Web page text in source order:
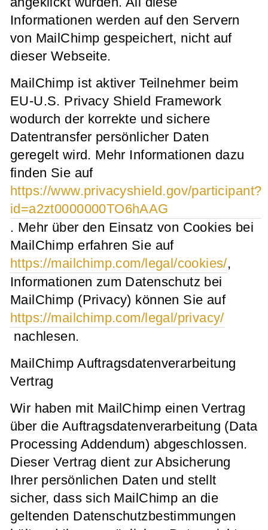
Informationen werden auf den Servern
von MailChimp gespeichert, nicht auf
dieser Webseite.
MailChimp ist aktiver Teilnehmer beim
EU-U.S. Privacy Shield Framework
wodurch der korrekte und sichere
Datentransfer persönlicher Daten
geregelt wird. Mehr Informationen dazu
finden Sie auf
https://www.privacyshield.gov/participant?
id=a2zt0000000TO6hAAG
. Mehr über den Einsatz von Cookies bei
MailChimp erfahren Sie auf
https://mailchimp.com/legal/cookies/,
Informationen zum Datenschutz bei
MailChimp (Privacy) können Sie auf
https://mailchimp.com/legal/privacy/
nachlesen.
MailChimp Auftragsdatenverarbeitung
Vertrag
Wir haben mit MailChimp einen Vertrag
über die Auftragsdatenverarbeitung (Data
Processing Addendum) abgeschlossen.
Dieser Vertrag dient zur Absicherung
Ihrer persönlichen Daten und stellt
sicher, dass sich MailChimp an die
geltenden Datenschutzbestimmungen